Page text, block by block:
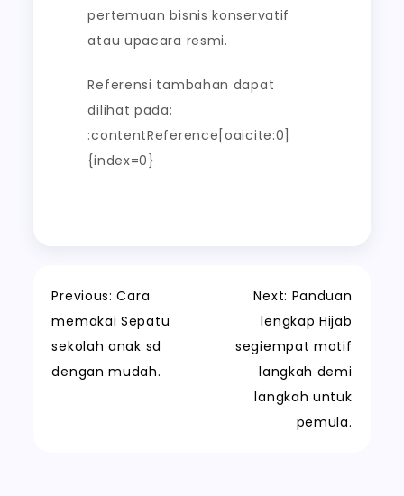
pertemuan bisnis konservatif
atau upacara resmi.
Referensi tambahan dapat
dilihat pada:
:contentReference[oaicite:0]
{index=0}
Post
navigation
Previous: Cara
memakai Sepatu
sekolah anak sd
dengan mudah.
Next: Panduan
lengkap Hijab
segiempat motif
langkah demi
langkah untuk
pemula.